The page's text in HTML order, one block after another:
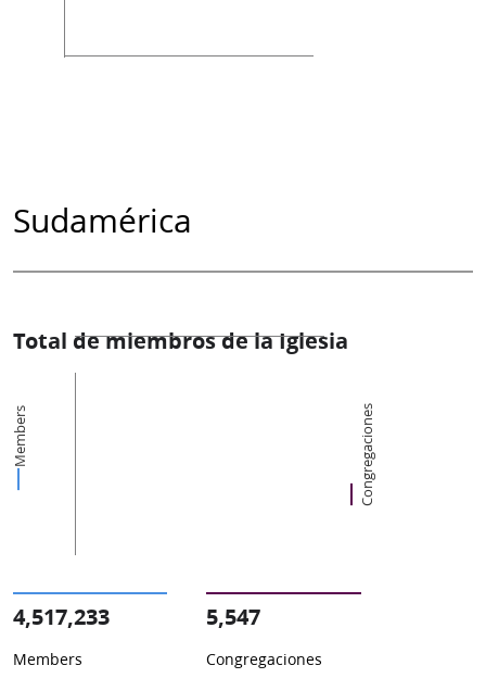
Sudamérica
Total de miembros de la Iglesia
Members Congregaciones
4,517,233
Members
5,547
Congregaciones